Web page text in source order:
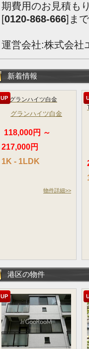
期費用のお見積も
[0120-868-666]ま
運営会社:株式会社
新着情報
UP
グランハイツ白金
118,000円 ～
217,000円
1K - 1LDK
物件詳細>>
港区の物件
UP